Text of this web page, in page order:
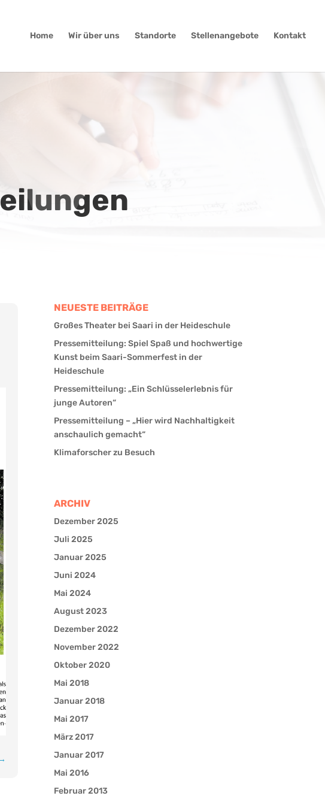
Home Wir über uns Standorte Stellenangebote Kontakt
NEUESTE BEITRÄGE
Großes Theater bei Saari in der Heideschule
Pressemitteilung: Spiel Spaß und hochwertige
Kunst beim Saari-Sommerfest in der
Heideschule
Pressemitteilung: „Ein Schlüsselerlebnis für
junge Autoren“
Pressemitteilung – „Hier wird Nachhaltigkeit
anschaulich gemacht“
Klimaforscher zu Besuch
ARCHIV
Dezember 2025
Juli 2025
Januar 2025
Juni 2024
Mai 2024
August 2023
Dezember 2022
November 2022
Oktober 2020
Mai 2018
Januar 2018
Mai 2017
März 2017
Januar 2017
Mai 2016
Februar 2013